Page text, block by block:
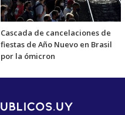
Cascada de cancelaciones de
fiestas de Año Nuevo en Brasil
por la ómicron